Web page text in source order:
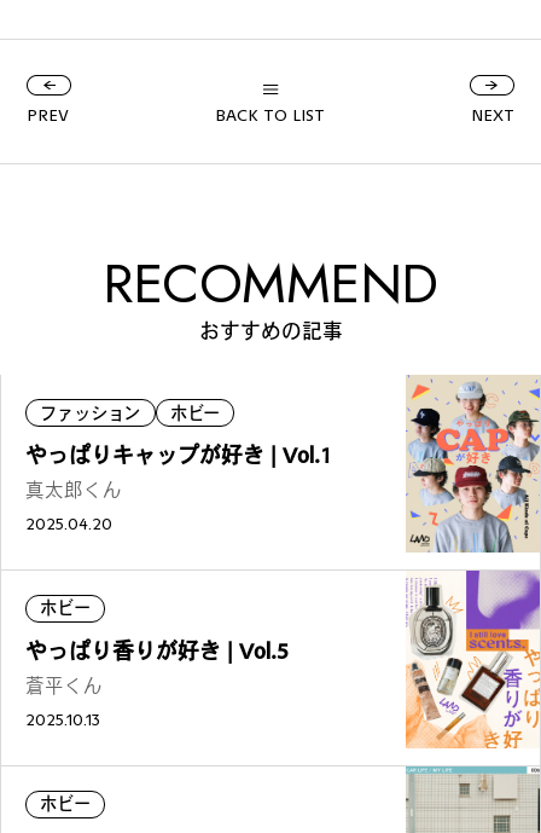
PREV BACK TO LIST NEXT
RECOMMEND
おすすめの記事
ファッション ホビー
やっぱりキャップが好き | Vol.1
真太郎くん
2025.04.20
ホビー
やっぱり香りが好き | Vol.5
蒼平くん
2025.10.13
ホビー